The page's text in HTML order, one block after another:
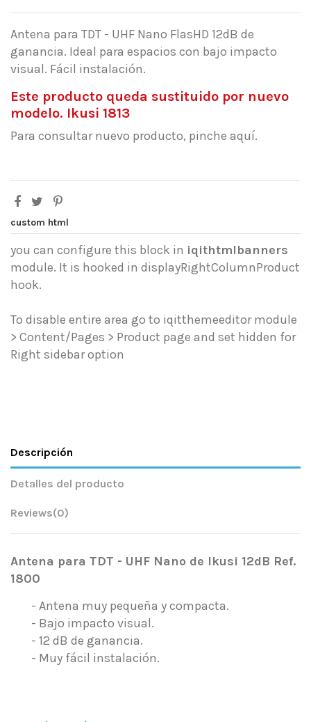
Antena para TDT - UHF Nano FlasHD 12dB de
ganancia. Ideal para espacios con bajo impacto
visual. Fácil instalación.
Este producto queda sustituido por nuevo
modelo. Ikusi 1813
Para consultar nuevo producto, pinche aquí.
custom html
you can configure this block in iqithtmlbanners
module. It is hooked in displayRightColumnProduct
hook.
To disable entire area go to iqitthemeeditor module
> Content/Pages > Product page and set hidden for
Right sidebar option
Descripción
Detalles del producto
Reviews(0)
Antena para TDT - UHF Nano de Ikusi 12dB Ref.
1800
- Antena muy pequeña y compacta.
- Bajo impacto visual.
- 12 dB de ganancia.
- Muy fácil instalación.